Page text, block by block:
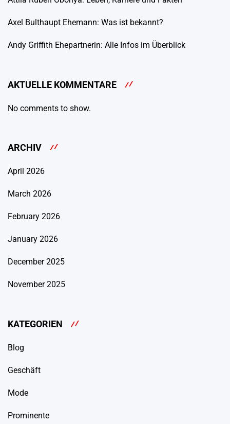
Axel Bulthaupt Ehemann: Was ist bekannt?
Andy Griffith Ehepartnerin: Alle Infos im Überblick
AKTUELLE KOMMENTARE
No comments to show.
ARCHIV
April 2026
March 2026
February 2026
January 2026
December 2025
November 2025
KATEGORIEN
Blog
Geschäft
Mode
Prominente